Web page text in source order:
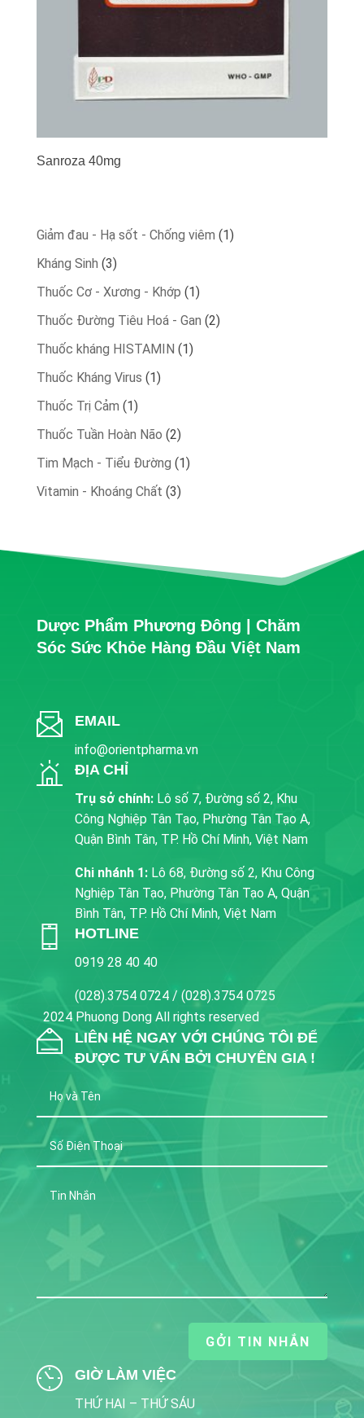
Sanroza 40mg
Giảm đau - Hạ sốt - Chống viêm 11
Kháng Sinh 33
products
Thuốc Cơ - Xương - Khớp 11
product
Thuốc Đường Tiêu Hoá - Gan 22
Thuốc kháng HISTAMIN 11
Thuốc Kháng Virus 11
Thuốc Trị Cảm 11
product
Thuốc Tuần Hoàn Não 22
products
Tim Mạch - Tiểu Đường 11
Vitamin - Khoáng Chất 33
Dược Phẩm Phương Đông | Chăm
Sóc Sức Khỏe Hàng Đầu Việt Nam
EMAIL
info@orientpharma.vn
ĐỊA CHỈ
Trụ sở chính:Lô số 7, Đường số 2, Khu
Công Nghiệp Tân Tạo, Phường Tân Tạo A,
Quận Bình Tân, TP. Hồ Chí Minh, Việt Nam
Chi nhánh 1:Lô 68, Đường số 2, Khu Công
Nghiệp Tân Tạo, Phường Tân Tạo A, Quận
Bình Tân, TP. Hồ Chí Minh, Việt Nam
HOTLINE
0919 28 40 40
(028).3754 0724 / (028).3754 0725
2024 Phuong Dong All rights reserved
LIÊN HỆ NGAY VỚI CHÚNG TÔI ĐỂ
ĐƯỢC TƯ VẤN BỞI CHUYÊN GIA !
GỞI TIN NHẮN
GIỜ LÀM VIỆC
THỨ HAI – THỨ SÁU